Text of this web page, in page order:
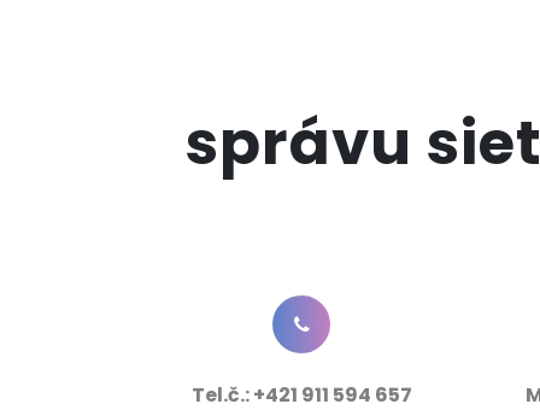
správu
Tel.č.:+421 911 594 657